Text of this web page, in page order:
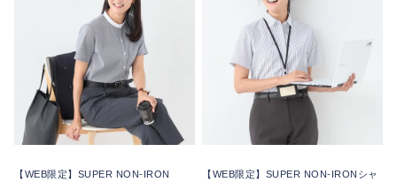
【WEB限定】SUPER NON-IRON
【WEB限定】SUPER NON-IRONシャ